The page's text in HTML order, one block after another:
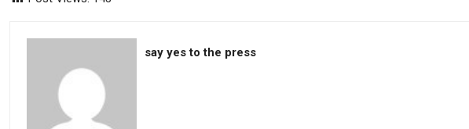
say yes to the press